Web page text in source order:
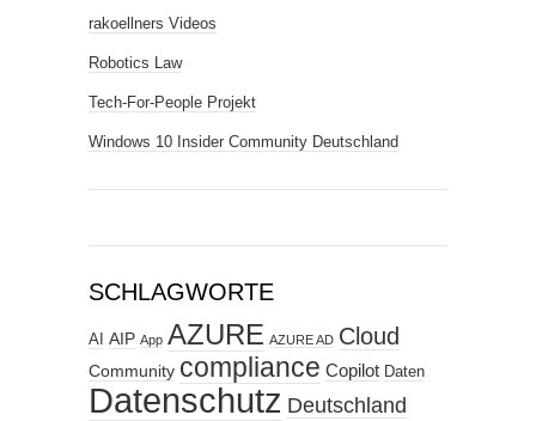
rakoellners Videos
Robotics Law
Tech-For-People Projekt
Windows 10 Insider Community Deutschland
SCHLAGWORTE
AI AIP App AZURE AZURE AD Cloud
Community compliance Copilot Daten
Datenschutz Deutschland